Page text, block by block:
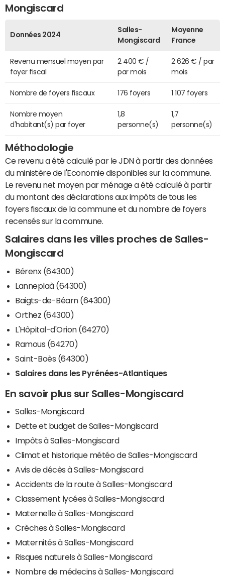
Mongiscard
Données 2024
Salles-
Mongiscard
Moyenne
France
Revenu mensuel moyen par
foyer fiscal
2 400 € /
par mois
2 626 € / par
mois
Nombre de foyers fiscaux 176 foyers 1 107 foyers
Nombre moyen
d'habitant(s) par foyer
1,8
personne(s)
1,7
personne(s)
Méthodologie
Ce revenu a été calculé par le JDN à partir des données
du ministère de l'Economie disponibles sur la commune.
Le revenu net moyen par ménage a été calculé à partir
du montant des déclarations aux impôts de tous les
foyers fiscaux de la commune et du nombre de foyers
recensés sur la commune.
Salaires dans les villes proches de Salles-
Mongiscard
Bérenx (64300)
Lanneplaà (64300)
Baigts-de-Béarn (64300)
Orthez (64300)
L'Hôpital-d'Orion (64270)
Ramous (64270)
Saint-Boès (64300)
Salaires dans les Pyrénées-Atlantiques
En savoir plus sur Salles-Mongiscard
Salles-Mongiscard
Dette et budget de Salles-Mongiscard
Impôts à Salles-Mongiscard
Climat et historique météo de Salles-Mongiscard
Avis de décès à Salles-Mongiscard
Accidents de la route à Salles-Mongiscard
Classement lycées à Salles-Mongiscard
Maternelle à Salles-Mongiscard
Crèches à Salles-Mongiscard
Maternités à Salles-Mongiscard
Risques naturels à Salles-Mongiscard
Nombre de médecins à Salles-Mongiscard